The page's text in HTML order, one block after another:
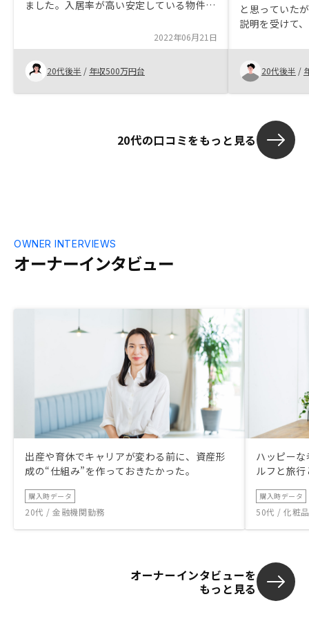
ました。入居率が高い安定している物件を
した。 担当営業の方のサポート体制も丁
寧でスムーズに契約することができまし
た。
2022年06月21日
20代後半 / 年収500万円台
と思っていた
説明を受けて
た。その為、
・営業担当の
応が丁寧であ
た。契約手続
て、リマイン
続きしやすい
20代後半 /
20代の口コミをもっと見る
オーナーインタビュー
OWNER INTERVIEWS
出産や育休でキャリアが変わる前に、資産形
成の“仕組み”を作っておきたかった。
購入時データ
20代 / 金融機関勤務
ハッピー
ルフと旅
購入時データ
50代 / 化粧
オーナーインタビューを
もっと見る